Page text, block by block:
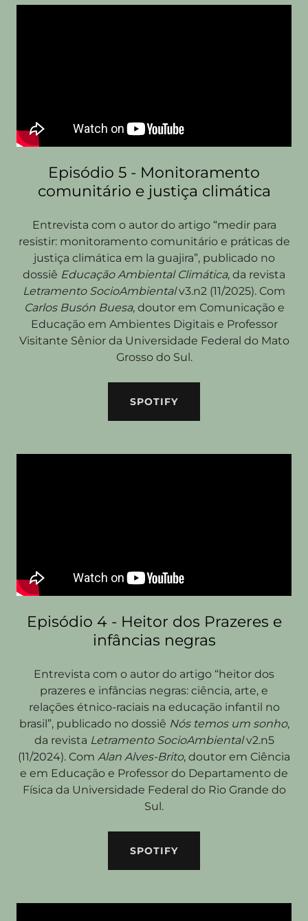
Episódio 5 - Monitoramento
comunitário e justiça climática
Entrevista com o autor do artigo “medir para
resistir: monitoramento comunitário e práticas de
justiça climática em la guajira”, publicado no
dossiê Educação Ambiental Climática, da revista
Letramento SocioAmbientalv3.n2 (11/2025). Com
Carlos Busón Buesa, doutor em Comunicação e
Educação em Ambientes Digitais e Professor
Visitante Sênior da Universidade Federal do Mato
Grosso do Sul.
SPOTIFY
Episódio 4 - Heitor dos Prazeres e
infâncias negras
Entrevista com o autor do artigo “heitor dos
prazeres e infâncias negras: ciência, arte, e
relações étnico-raciais na educação infantil no
brasil”, publicado no dossiê Nós temos um sonho,
da revista Letramento SocioAmbientalv2.n5
(11/2024). Com Alan Alves-Brito, doutor em Ciência
e em Educação e Professor do Departamento de
Física da Universidade Federal do Rio Grande do
Sul.
SPOTIFY